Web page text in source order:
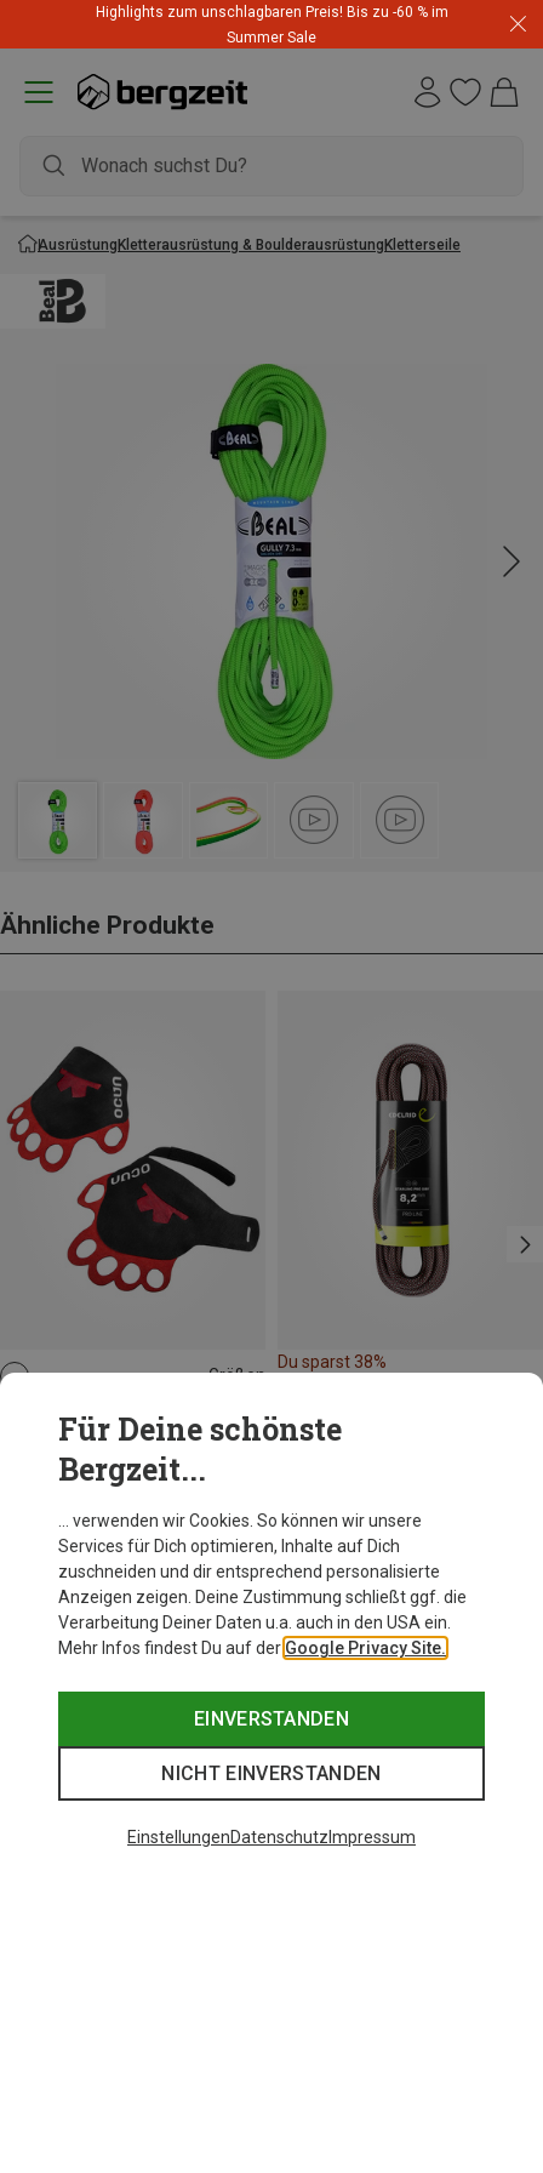
Highlights zum unschlagbaren Preis! Bis zu -60 % im
Summer Sale
Dynafit Hammerangebot! Reduzierte Outfits für neue
Abenteuer
AusrüstungKletterausrüstung & BoulderausrüstungKletterseile
Ähnliche Produkte
Größen
Crag Lite Risskletterhandschuhe
Du sparst 38%
Andere Kunden kauften auch
Für Deine schönste
Bergzeit...
… verwenden wir Cookies. So können wir unsere
Services für Dich optimieren, Inhalte auf Dich
zuschneiden und dir entsprechend personalisierte
Anzeigen zeigen. Deine Zustimmung schließt ggf. die
Verarbeitung Deiner Daten u.a. auch in den USA ein.
Mehr Infos findest Du auf der Google Privacy Site.
EINVERSTANDEN
NICHT EINVERSTANDEN
EinstellungenDatenschutz Impressum